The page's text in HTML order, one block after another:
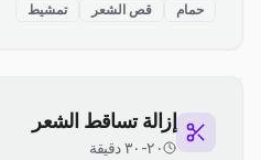
حمام قص الشعر تمشيط
إزالة تساقط الشعر
٢٠-٣٠ دقيقة